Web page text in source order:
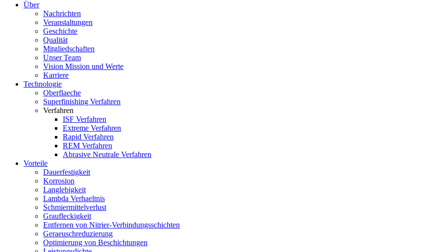
Über
Nachrichten
Veranstaltungen
Geschichte
Qualität
Mitgliedschaften
Unser Team
Vision Mission und Werte
Karriere
Technologie
Oberflaeche
Superfinishing Verfahren
Verfahren
ISF Verfahren
Extreme Verfahren
Rapid Verfahren
REM Verfahren
Abrasive Neutrale Verfahren
Vorteile
Dauerfestigkeit
Korrosion
Langlebigkeit
Lambda Verhaeltnis
Schmiermittelverlust
Graufleckigkeit
Entfernen von Nitrier-Verbindungsschichten
Geraeuschreduzierung
Optimierung von Beschichtungen